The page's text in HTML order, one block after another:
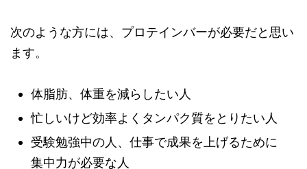
次のような方には、プロテインバーが必要だと思い
ます。
体脂肪、体重を減らしたい人
忙しいけど効率よくタンパク質をとりたい人
受験勉強中の人、仕事で成果を上げるために
集中力が必要な人